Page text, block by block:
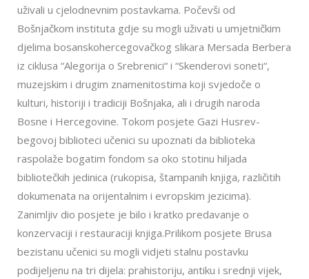
uživali u cjelodnevnim postavkama. Počevši od
Bošnjačkom instituta gdje su mogli uživati u umjetničkim
djelima bosanskohercegovačkog slikara Mersada Berbera
iz ciklusa “Alegorija o Srebrenici“ i “Skenderovi soneti“,
muzejskim i drugim znamenitostima koji svjedoče o
kulturi, historiji i tradiciji Bošnjaka, ali i drugih naroda
Bosne i Hercegovine. Tokom posjete Gazi Husrev-
begovoj biblioteci učenici su upoznati da biblioteka
raspolaže bogatim fondom sa oko stotinu hiljada
bibliotečkih jedinica (rukopisa, štampanih knjiga, različitih
dokumenata na orijentalnim i evropskim jezicima).
Zanimljiv dio posjete je bilo i kratko predavanje o
konzervaciji i restauraciji knjiga.Prilikom posjete Brusa
bezistanu učenici su mogli vidjeti stalnu postavku
podijeljenu na tri dijela: prahistoriju, antiku i srednji vijek,